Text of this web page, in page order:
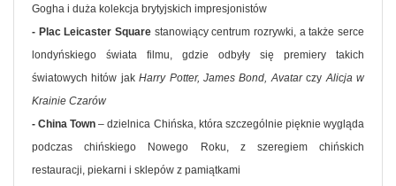
Gogha i duża kolekcja brytyjskich impresjonistów
- Plac Leicaster Square stanowiący centrum rozrywki, a także serce
londyńskiego świata filmu, gdzie odbyły się premiery takich
światowych hitów jakHarry Potter, James Bond, AvatarczyAlicja w
Krainie Czarów
- China Town– dzielnica Chińska, która szczególnie pięknie wygląda
podczas chińskiego Nowego Roku, z szeregiem chińskich
restauracji, piekarni i sklepów z pamiątkami